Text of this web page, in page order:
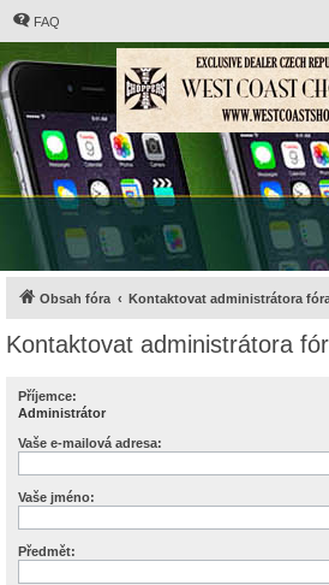
FAQ
Obsah fóra Kontaktovat administrátora
Kontaktovat administrátora
Příjemce:
Administrátor
Vaše e-mailová adresa:
Vaše jméno:
Předmět: